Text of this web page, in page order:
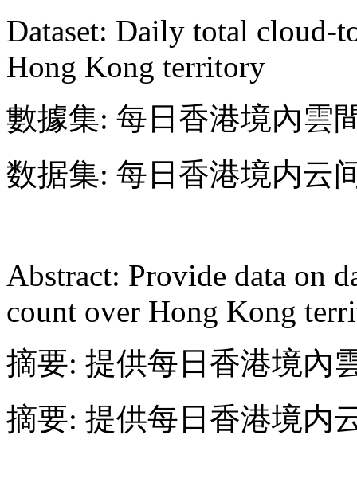
Dataset: Daily total cloud-
Hong Kong territory
數據集: 每日香港境內雲
数据集: 每日香港境内云
Abstract: Provide data on
count over Hong Kong
摘要: 提供每日香港境內
摘要: 提供每日香港境内